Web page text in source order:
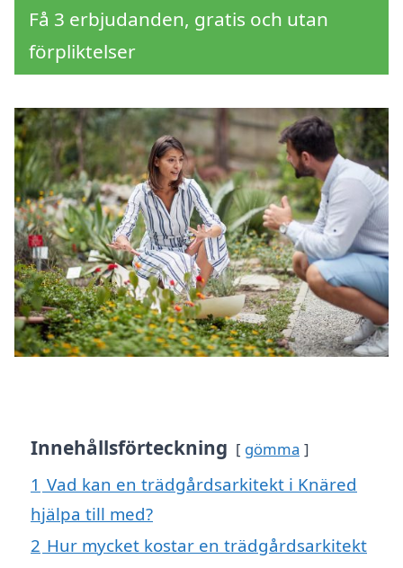
Få 3 erbjudanden, gratis och utan
förpliktelser
Innehållsförteckning gömma
1 Vad kan en trädgårdsarkitekt i Knäred
hjälpa till med?
2 Hur mycket kostar en trädgårdsarkitekt